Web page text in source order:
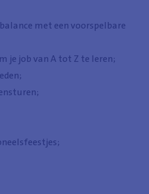
met een voorspelbare
je job van A tot Z te leren;